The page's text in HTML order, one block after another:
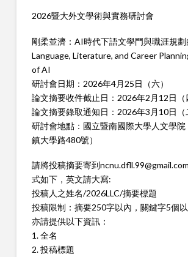
2026暨大外文學術與實務研討會
剛柔並濟：AI時代下語文學門與職涯規
Language, Literature, and Career
of AI
研討會日期：2026年4月25日（六）
論文摘要收件截止日：2026年2月12日（
論文摘要錄取通知日：2026年3月10日（
研討會地點：國立暨南國際大學人文學院
鎮大學路480號）
請將投稿摘要寄到
式如下，英文請大寫:
投稿人之姓名/2026LLC/摘要標題
投稿限制：摘要250字以內，關鍵字5個以
亦請提供以下資訊：
1. 全名
2. 投稿標題